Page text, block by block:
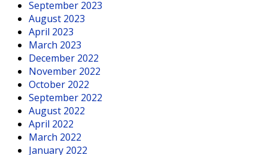
September 2023
August 2023
April 2023
March 2023
December 2022
November 2022
October 2022
September 2022
August 2022
April 2022
March 2022
January 2022